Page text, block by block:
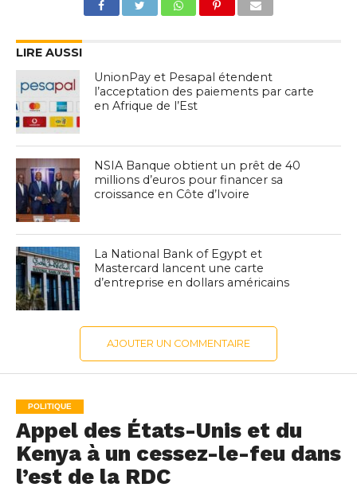
LIRE AUSSI
UnionPay et Pesapal étendent
l’acceptation des paiements par carte
en Afrique de l’Est
NSIA Banque obtient un prêt de 40
millions d’euros pour financer sa
croissance en Côte d’Ivoire
La National Bank of Egypt et
Mastercard lancent une carte
d’entreprise en dollars américains
AJOUTER UN COMMENTAIRE
POLITIQUE
Appel des États-Unis et du
Kenya à un cessez-le-feu dans
l’est de la RDC